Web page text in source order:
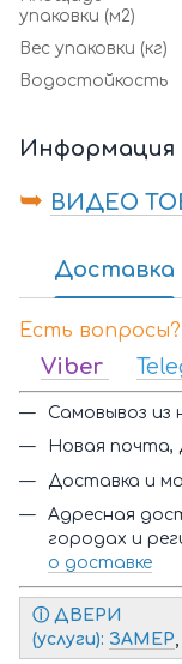
упаковки (м2)
Вес упаковки (кг)
Водостойкость
Информация
➥ ВИДЕО
Доставка
Есть
Viber
Самовывоз из
Новая почта,
Доставка и
Адресная
городах и
о доставке
ⓘ Д ВЕРИ
(услуги): ЗАМЕР